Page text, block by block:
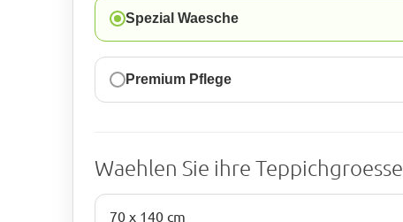
Spezial Waesche
Premium Pflege
Waehlen Sie ihre Teppichgroesse